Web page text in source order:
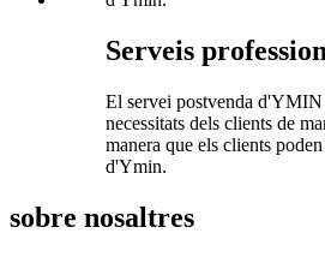
Serveis
El servei postvenda d'YMIN
necessitats dels clients de
manera que els clients
d'Ymin.
sobre nosaltres